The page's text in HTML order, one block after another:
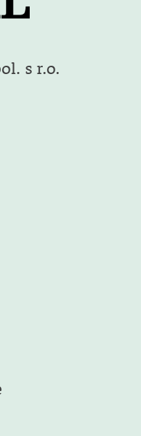
s r.o.